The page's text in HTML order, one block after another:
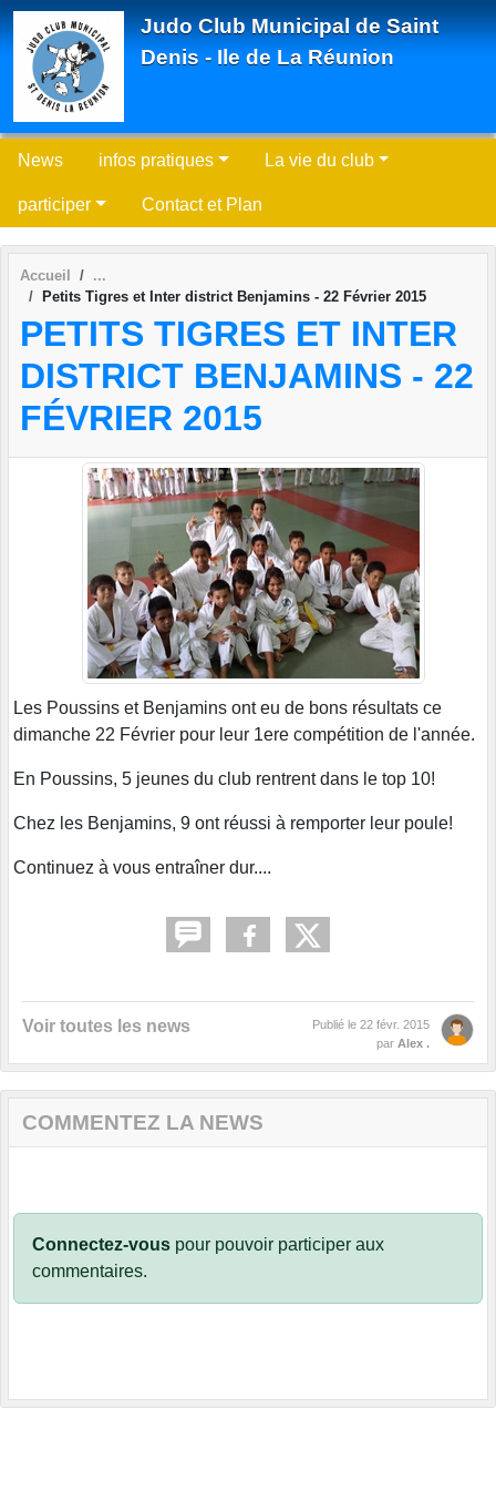
Judo Club Municipal de Saint
Denis - Ile de La Réunion
News infos pratiques La vie du club
participer Contact et Plan
Accueil
Petits Tigres et Inter district Benjamins - 22 Février 2015
PETITS TIGRES ET INTER
DISTRICT BENJAMINS - 22
FÉVRIER 2015
Les Poussins et Benjamins ont eu de bons résultats ce
dimanche 22 Février pour leur 1ere compétition de l'année.
En Poussins, 5 jeunes du club rentrent dans le top 10!
Chez les Benjamins, 9 ont réussi à remporter leur poule!
Continuez à vous entraîner dur....
Voir toutes les news Publié le 22 févr. 2015
par Alex .
COMMENTEZ LA NEWS
Connectez-vous pour pouvoir participer aux
commentaires.
Panneau de gestion des cookies